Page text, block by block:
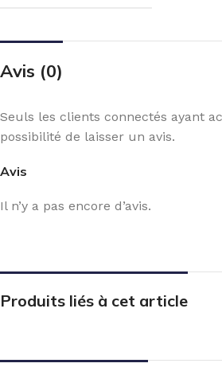
Avis (0)
Avis
Il n’y a pas encore d’avis.
Seuls les clients connectés ayant
possibilité de laisser un avis.
Produits liés à cet article